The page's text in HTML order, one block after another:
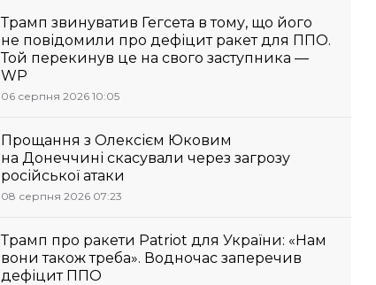
Трамп звинуватив Гегсета в тому, що його
не повідомили про дефіцит ракет для ППО.
Той перекинув це на свого заступника —
WP
06 серпня 2026 10:05
Прощання з Олексієм Юковим
на Донеччині скасували через загрозу
російської атаки
08 серпня 2026 07:23
Трамп про ракети Patriot для України: «Нам
вони також треба». Водночас заперечив
дефіцит ППО